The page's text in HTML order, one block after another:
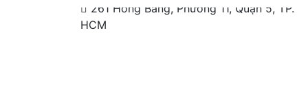
261 Hồng Bàng, Phường 11, Quận 5, TP.
HCM